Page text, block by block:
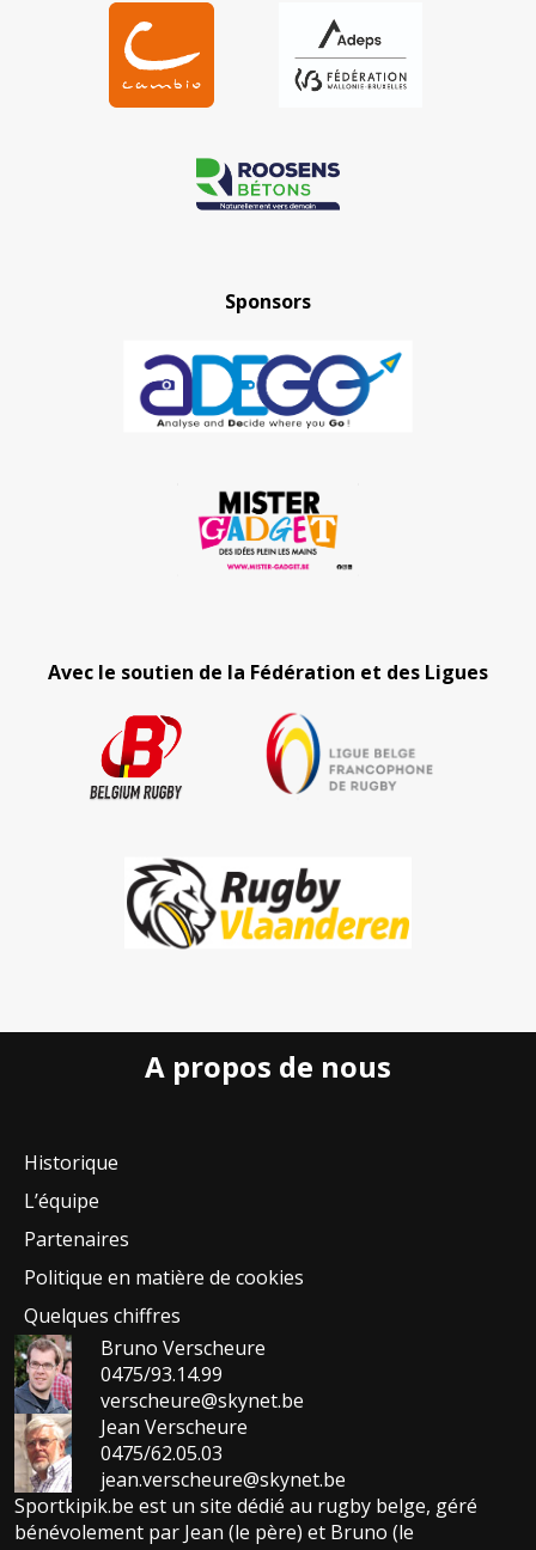
Sponsors
Avec le soutien de la Fédération et des Ligues
A propos de nous
Historique
L’équipe
Partenaires
Politique en matière de cookies
Quelques chiffres
Bruno Verscheure
0475/93.14.99
verscheure@skynet.be
Jean Verscheure
0475/62.05.03
jean.verscheure@skynet.be
Sportkipik.be est un site dédié au rugby belge, géré
bénévolement par Jean (le père) et Bruno (le